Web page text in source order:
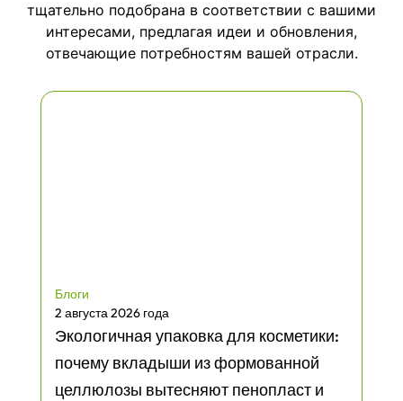
тщательно подобрана в соответствии с вашими
интересами, предлагая идеи и обновления,
отвечающие потребностям вашей отрасли.
Блоги
2 августа 2026 года
Экологичная упаковка для косметики:
почему вкладыши из формованной
целлюлозы вытесняют пенопласт и